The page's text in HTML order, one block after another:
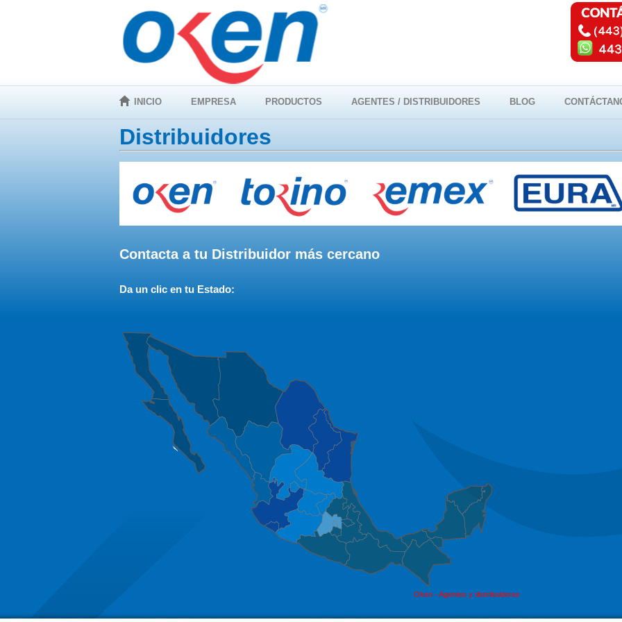
INICIO EMPRESA PRODUCTOS AGENTES / DISTRIBUIDORES BLOG
Distribuidores
Contacta a tu Distribuidor más cercano
Da un clic en tu Estado:
Oken - Agentes y distribuidores